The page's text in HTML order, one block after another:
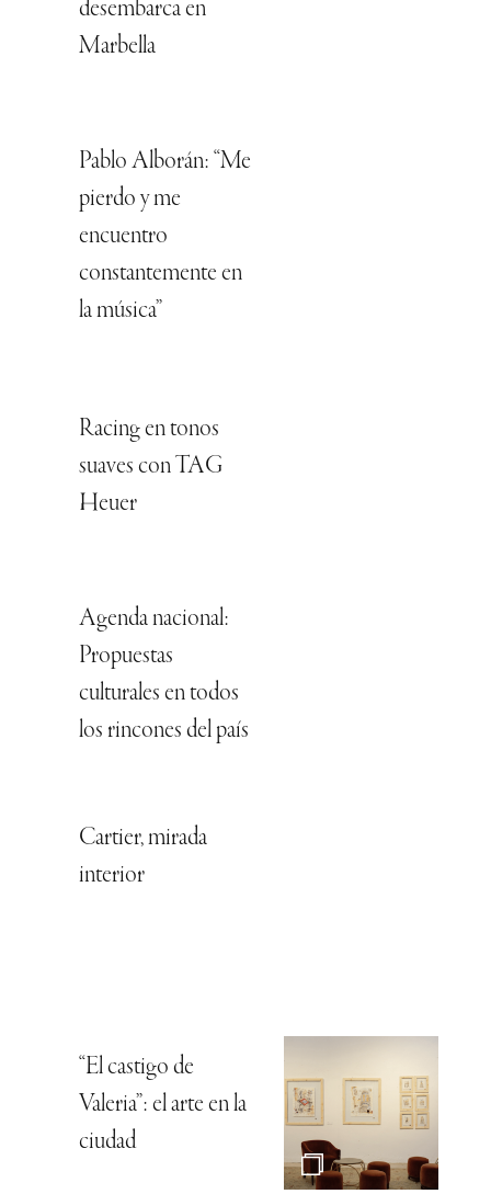
desembarca en
Marbella
Pablo Alborán: “Me
pierdo y me
encuentro
constantemente en
la música”
Racing en tonos
suaves con TAG
Heuer
Agenda nacional:
Propuestas
culturales en todos
los rincones del país
Cartier, mirada
interior
“El castigo de
Valeria”: el arte en la
ciudad